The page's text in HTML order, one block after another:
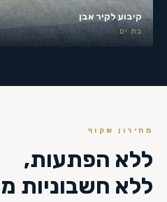
קיבוע לקיר אבן
בת ים
מחירון שקוף
ללא הפתעות,
ללא חשבוניות